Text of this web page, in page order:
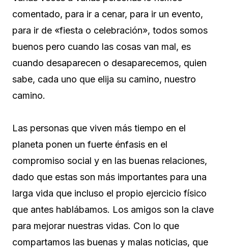
comentado, para ir a cenar, para ir un evento,
para ir de «fiesta o celebración», todos somos
buenos pero cuando las cosas van mal, es
cuando desaparecen o desaparecemos, quien
sabe, cada uno que elija su camino, nuestro
camino.
Las personas que viven más tiempo en el
planeta ponen un fuerte énfasis en el
compromiso social y en las buenas relaciones,
dado que estas son más importantes para una
larga vida que incluso el propio ejercicio físico
que antes hablábamos. Los amigos son la clave
para mejorar nuestras vidas. Con lo que
compartamos las buenas y malas noticias, que